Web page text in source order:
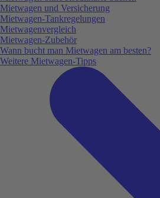
Mietwagen und Versicherung
Mietwagen-Tankregelungen
Mietwagenvergleich
Mietwagen-Zubehör
Wann bucht man Mietwagen am besten?
Weitere Mietwagen-Tipps